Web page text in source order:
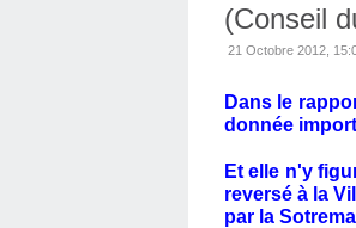
(Conseil
21 Octobre 2012,
Dans le
donnée
Et elle n'y
reversé à la
par la